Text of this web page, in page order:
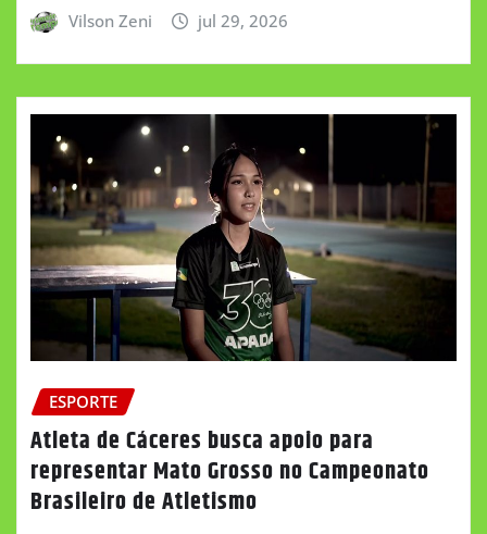
Vilson Zeni jul 29, 2026
ESPORTE
Atleta de Cáceres busca apoio para
representar Mato Grosso no Campeonato
Brasileiro de Atletismo